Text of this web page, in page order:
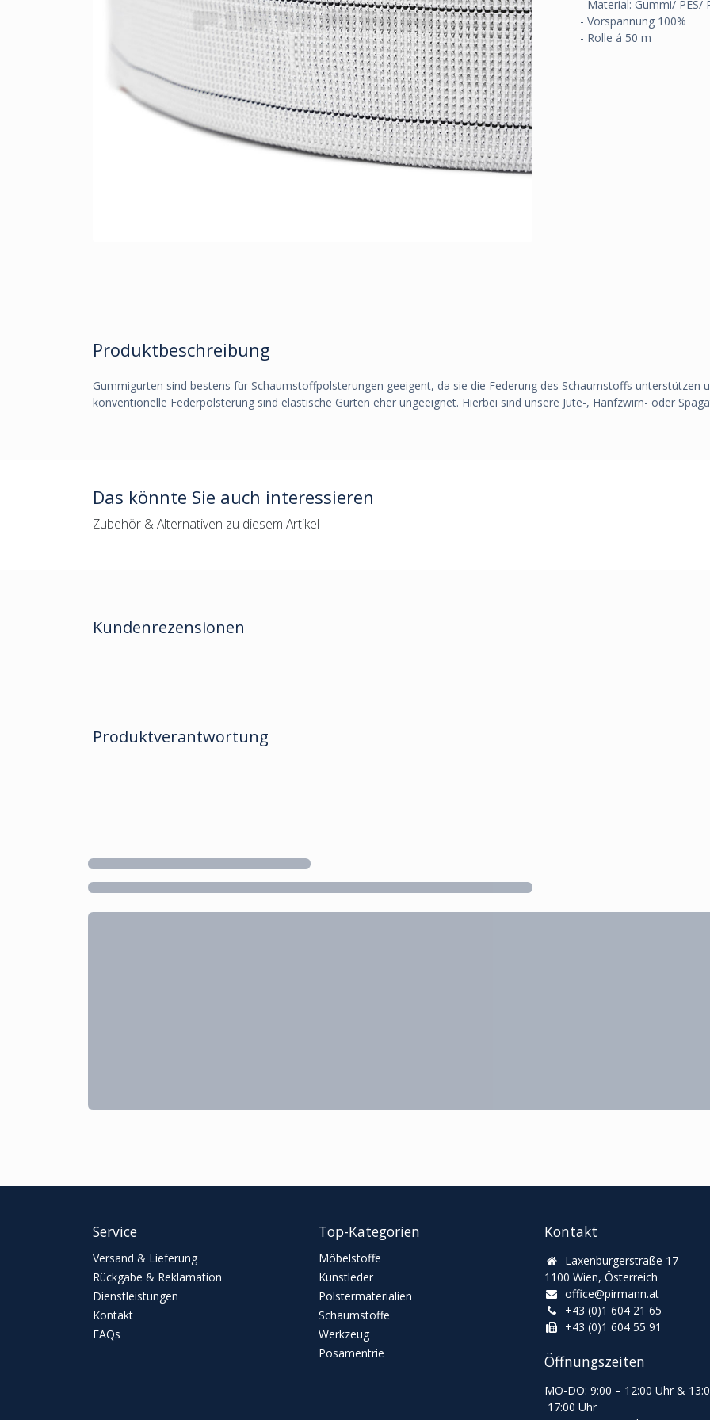
- Material: Gummi/ PES/
- Vorspannung 100%
- Rolle á 50 m
Produktbeschreibung
Gummigurten sind bestens für Schaumstoffpolsterungen geeigent, da sie die Federung des Schaumstoffs unterstützen
konventionelle Federpolsterung sind elastische Gurten eher ungeeignet. Hierbei sind unsere Jute-, Hanfzwirn- oder
Das könnte Sie auch interessieren
Zubehör & Alternativen zu diesem Artikel
Kundenrezensionen
Produktverantwortung
Service
Versand & Lieferung
Rückgabe & Reklamation
Dienstleistungen
Kontakt
FAQs
Top-Kategorien
Möbelstoffe
Kunstleder
Polstermaterialien
Schaumstoffe
Werkzeug
Posamentrie
Kontakt
Laxenburgerstraße 17
1100 Wien, Österreich
office@pirmann.at
+43 (0)1 604 21 65
+43 (0)1 604 55 91
Öffnungszeiten
MO-DO: 9:00 – 12:00 Uhr & 13
17:00 Uhr